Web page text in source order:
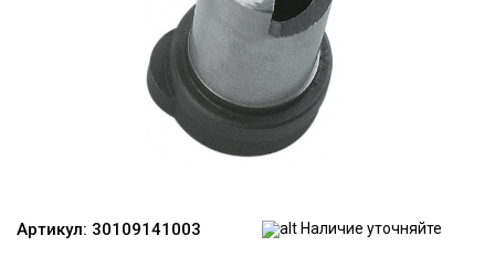
Артикул: 30109141003 Наличие уточняйте